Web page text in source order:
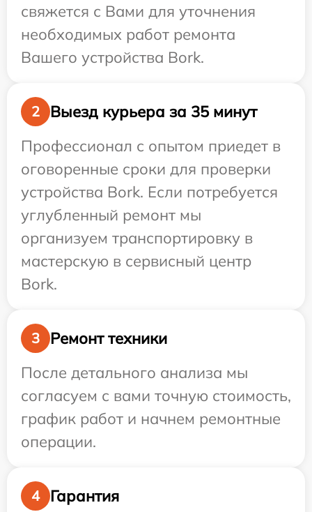
свяжется с Вами для уточнения
необходимых работ ремонта
Вашего устройства Bork.
2
Выезд курьера за 35 минут
Профессионал с опытом приедет в
оговоренные сроки для проверки
устройства Bork. Если потребуется
углубленный ремонт мы
организуем транспортировку в
мастерскую в сервисный центр
Bork.
3
Ремонт техники
После детального анализа мы
согласуем с вами точную стоимость,
график работ и начнем ремонтные
операции.
4
Гарантия